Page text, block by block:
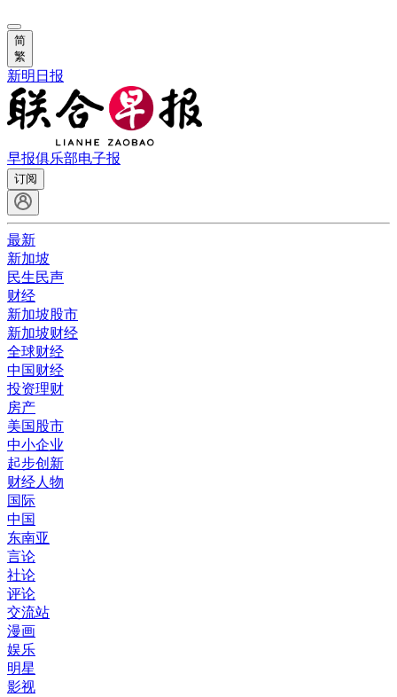
简
繁
新明日报
早报俱乐部电子报
订阅
最新
新加坡
民生民声
财经
新加坡股市
新加坡财经
全球财经
中国财经
投资理财
房产
美国股市
中小企业
起步创新
财经人物
国际
中国
东南亚
言论
社论
评论
交流站
漫画
娱乐
明星
影视